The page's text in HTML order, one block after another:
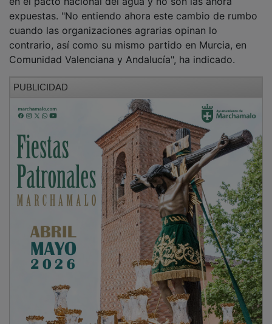
expuestas. "No entiendo ahora este cambio de rumbo
cuando las organizaciones agrarias opinan lo
contrario, así como su mismo partido en Murcia, en
Comunidad Valenciana y Andalucía", ha indicado.